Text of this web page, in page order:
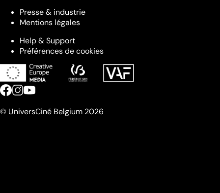
Presse & industrie
Mentions légales
Help & Support
Préférences de cookies
© UniversCiné Belgium 2026